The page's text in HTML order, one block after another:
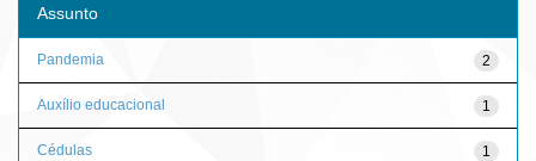
Assunto
2
Pandemia
1
Auxílio educacional
1
Cédulas